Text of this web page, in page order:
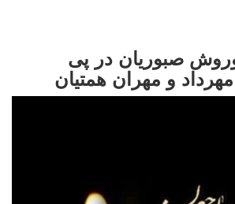
صبوریان در پی
و مهران همتیان